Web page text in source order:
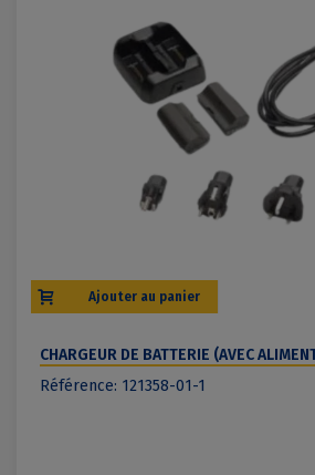
Ajouter au panier
CHARGEUR DE BATTERIE (AVEC
BATTERIES - TRIMBLE TSC7 / T7
Référence: 121358-01-1